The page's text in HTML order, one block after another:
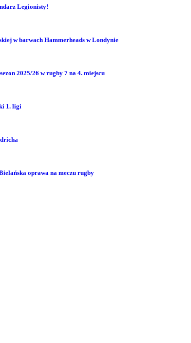
Legionisty!
w barwach Hammerheads w Londynie
2025/26 w rugby 7 na 4. miejscu
1. ligi
oprawa na meczu rugby